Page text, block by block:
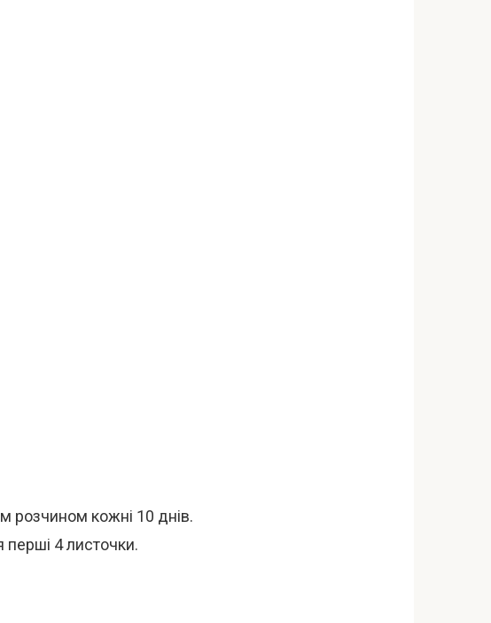
розчином кожні 10 днів.
перші 4 листочки.